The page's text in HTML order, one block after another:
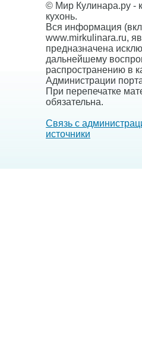
© Мир Кулинара.ру -
кухонь.
Вся информация
www.mirkulinara.ru,
предназначена
дальнейшему
распространению в
Администрации
При перепечатке
обязательна.
Связь с
источники